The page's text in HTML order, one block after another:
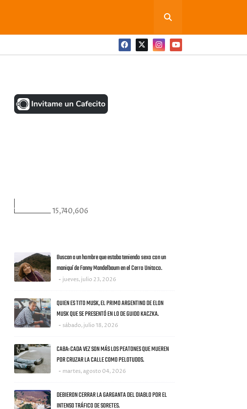
15,740,606
Buscan a un hombre que estaba teniendo sexo con un
maniquí de Fanny Mandelbaum en el Cerro Unitoco.
jueves, julio 23, 2026
QUIEN ES TITO MUSK, EL PRIMO ARGENTINO DE ELON
MUSK QUE SE PRESENTÓ EN LO DE GUIDO KACZKA.
sábado, julio 18, 2026
CABA: CADA VEZ SON MÁS LOS PEATONES QUE MUEREN
POR CRUZAR LA CALLE COMO PELOTUDOS.
martes, agosto 04, 2026
DEBIERON CERRAR LA GARGANTA DEL DIABLO POR EL
INTENSO TRÁFICO DE SORETES.